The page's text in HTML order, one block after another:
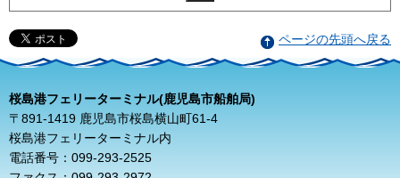
ページの先頭へ戻る
桜島港フェリーターミナル(鹿児島市船舶局)
〒891-1419 鹿児島市桜島横山町61-4
桜島港フェリーターミナル内
電話番号：099-293-2525